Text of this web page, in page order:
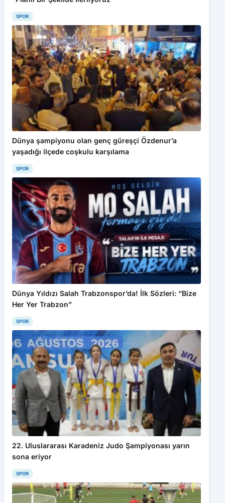
Karabük Sağlık Teşkilatında Görev Dağılımı Netleşti
SPOR
Dünya şampiyonu olan genç güreşçi Özdenur’a
yaşadığı ilçede coşkulu karşılama
SPOR
Dünya Yıldızı Salah Trabzonspor’da! İlk Sözleri: “Bize
Her Yer Trabzon”
SPOR
22. Uluslararası Karadeniz Judo Şampiyonası yarın
sona eriyor
SPOR
Bu web sitesinde en iyi deneyimi yaşamanızı sağlamak için
çerezler kullanılmaktadır. Detaylar içinGizlilik Politikamız
inceleyebilirsiniz.
Kabul Et